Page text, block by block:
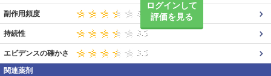
ログインして
評価を見る
副作用頻度
持続性
エビデンスの確かさ
関連薬剤